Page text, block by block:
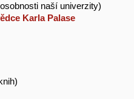
naší univerzity)
Karla Palase